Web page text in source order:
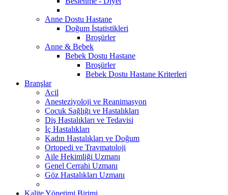
Anne Dostu Hastane
Doğum İstatistikleri
Broşürler
Anne & Bebek
Bebek Dostu Hastane
Broşürler
Bebek Dostu Hastane Kriterleri
Branşlar
Acil
Anesteziyoloji ve Reanimasyon
Çocuk Sağlığı ve Hastalıkları
Diş Hastalıkları ve Tedavisi
İç Hastalıkları
Kadın Hastalıkları ve Doğum
Ortopedi ve Travmatoloji
Aile Hekimliği Uzmanı
Genel Cerrahi Uzmanı
Göz Hastalıkları Uzmanı
Kalite Yönetimi Birimi